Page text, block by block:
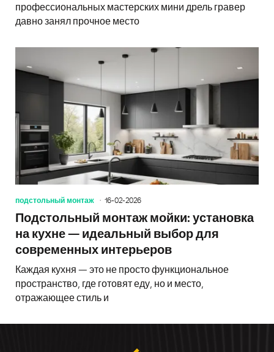
профессиональных мастерских мини дрель гравер
давно занял прочное место
подстольный монтаж 16-02-2026
Подстольный монтаж мойки: установка
на кухне — идеальный выбор для
современных интерьеров
Каждая кухня — это не просто функциональное
пространство, где готовят еду, но и место,
отражающее стиль и